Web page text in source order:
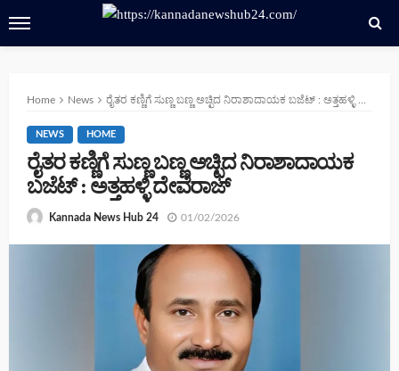
Home News ರೈತರ ಕಣ್ಣಿಗೆ ಸುಣ್ಣ ಬಣ್ಣ ಅಚ್ಛಿದ ನಿರಾಶಾದಾಯಕ ಬಜೆಟ್ : ಅತ್ತಹಳ್ಳಿ ದೇವೆರಾಜ್
NEWS HOME
ರೈತರ ಕಣ್ಣಿಗೆ ಸುಣ್ಣ ಬಣ್ಣ ಅಚ್ಛಿದ ನಿರಾಶಾದಾಯಕ
ಬಜೆಟ್ : ಅತ್ತಹಳ್ಳಿ ದೇವೆರಾಜ್
Kannada News Hub 24 01/02/2026